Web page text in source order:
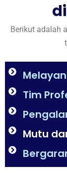
Berikut adalah
Tim
Mutu